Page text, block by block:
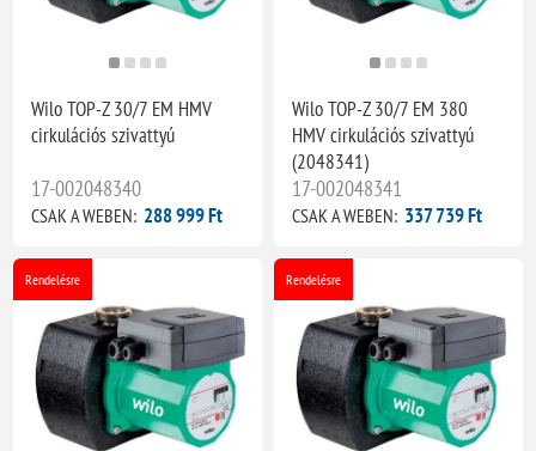
Wilo TOP-Z 30/7 EM HMV
cirkulációs szivattyú
17-002048340
CSAK A WEBEN: 288 999 Ft
Wilo TOP-Z 30/7 EM 380
HMV cirkulációs szivattyú
(2048341)
17-002048341
CSAK A WEBEN: 337 739 Ft
Rendelésre Rendelésre